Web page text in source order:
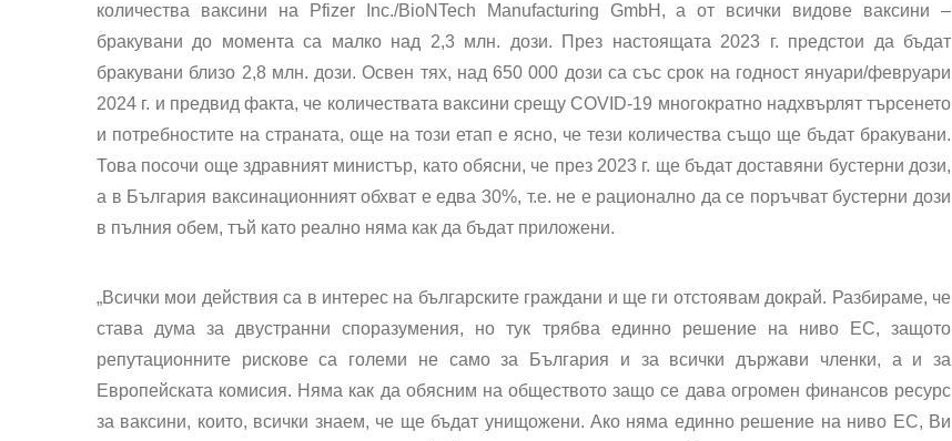
количества ваксини на Pfizer Inc./BioNTech Manufacturing GmbH, а от всички видове ваксини –
бракувани до момента са малко над 2,3 млн. дози. През настоящата 2023 г. предстои да бъдат
бракувани близо 2,8 млн. дози. Освен тях, над 650 000 дози са със срок на годност януари/февруари
2024 г. и предвид факта, че количествата ваксини срещу COVID-19 многократно надхвърлят търсенето
и потребностите на страната, още на този етап е ясно, че тези количества също ще бъдат бракувани.
Това посочи още здравният министър, като обясни, че през 2023 г. ще бъдат доставяни бустерни дози,
а в България ваксинационният обхват е едва 30%, т.е. не е рационално да се поръчват бустерни дози
в пълния обем, тъй като реално няма как да бъдат приложени.
„Всички мои действия са в интерес на българските граждани и ще ги отстоявам докрай. Разбираме, че
става дума за двустранни споразумения, но тук трябва единно решение на ниво ЕС, защото
репутационните рискове са големи не само за България и за всички държави членки, а и за
Европейската комисия. Няма как да обясним на обществото защо се дава огромен финансов ресурс
за ваксини, които, всички знаем, че ще бъдат унищожени. Ако няма единно решение на ниво ЕС, Ви